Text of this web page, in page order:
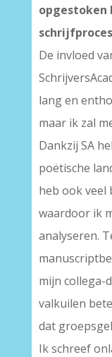
opgestoken
De invloed
lang en
maar ik zal
Dankzij SA
poëtische
heb ook veel
waardoor ik
analyseren.
mijn collega-
valkuilen
dat
Ik schreef